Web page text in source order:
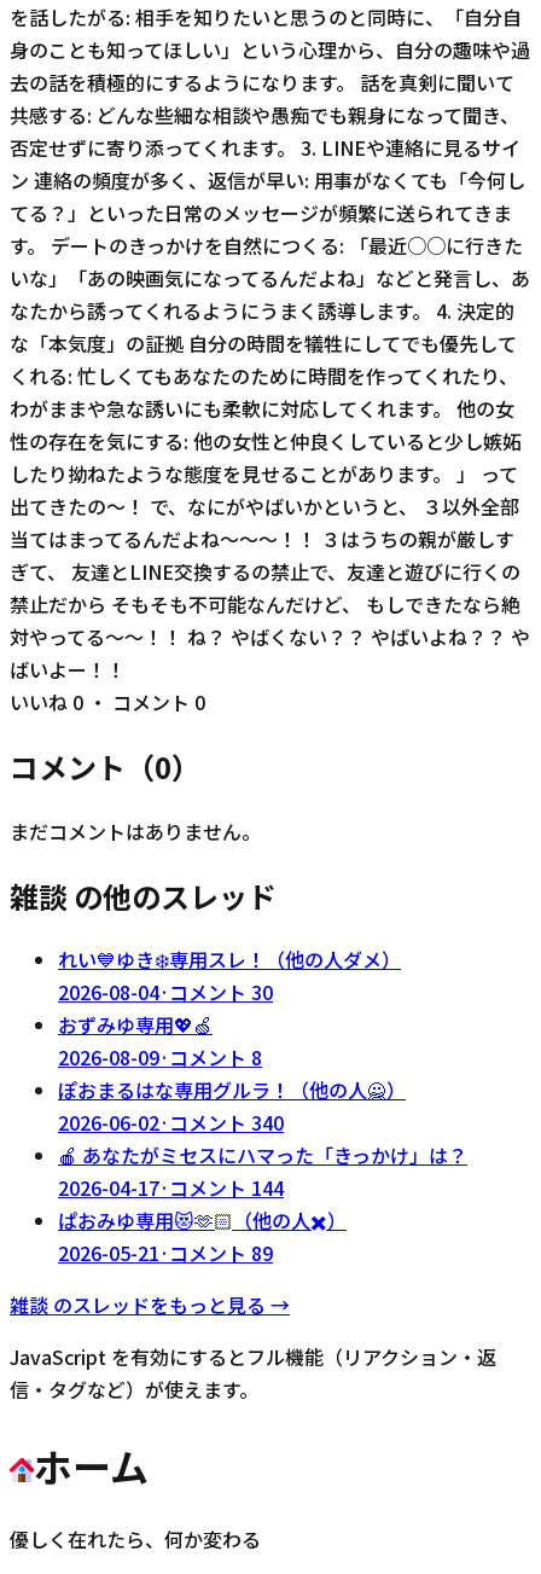
を話したがる: 相手を知りたいと思うのと同時に、「自分自
身のことも知ってほしい」という心理から、自分の趣味や過
去の話を積極的にするようになります。 話を真剣に聞いて
共感する: どんな些細な相談や愚痴でも親身になって聞き、
否定せずに寄り添ってくれます。 3. LINEや連絡に見るサイ
ン 連絡の頻度が多く、返信が早い: 用事がなくても「今何し
てる？」といった日常のメッセージが頻繁に送られてきま
す。 デートのきっかけを自然につくる: 「最近○○に行きた
いな」「あの映画気になってるんだよね」などと発言し、あ
なたから誘ってくれるようにうまく誘導します。 4. 決定的
な「本気度」の証拠 自分の時間を犠牲にしてでも優先して
くれる: 忙しくてもあなたのために時間を作ってくれたり、
わがままや急な誘いにも柔軟に対応してくれます。 他の女
性の存在を気にする: 他の女性と仲良くしていると少し嫉妬
したり拗ねたような態度を見せることがあります。 」 って
出てきたの〜！ で、なにがやばいかというと、 ３以外全部
当てはまってるんだよね〜〜〜！！ ３はうちの親が厳しす
ぎて、 友達とLINE交換するの禁止で、友達と遊びに行くの
禁止だから そもそも不可能なんだけど、 もしできたなら絶
対やってる〜〜！！ ね？ やばくない？？ やばいよね？？ や
ばいよー！！
いいね 0 ・ コメント 0
コメント（0）
まだコメントはありません。
雑談 の他のスレッド
れい💙ゆき❄️専用スレ！（他の人ダメ）
2026-08-04· コメント 30
おずみゆ専用💖🍏
2026-08-09· コメント 8
ぽおまるはな専用グルラ！（他の人🙅）
2026-06-02· コメント 340
🍎 あなたがミセスにハマった「きっかけ」は？
2026-04-17· コメント 144
ぱおみゆ専用😻🫶🏻（他の人✖️）
2026-05-21· コメント 89
雑談 のスレッドをもっと見る →
JavaScript を有効にするとフル機能（リアクション・返
信・タグなど）が使えます。
ホーム
優しく在れたら、何か変わる